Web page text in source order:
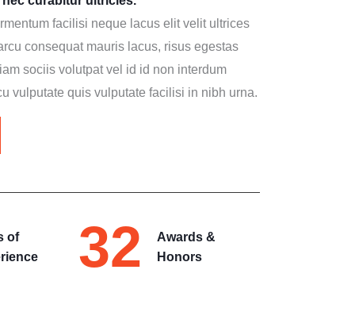
facilisi neque lacus elit velit ultrices
consequat mauris lacus, risus egestas
sociis volutpat vel id id non interdum
vulputate quis vulputate facilisi in nibh urna.
of
32
Awards &
Honors